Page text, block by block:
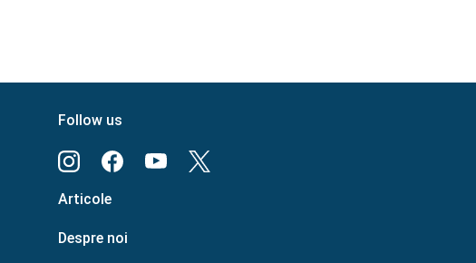
Follow us
Articole
Despre noi